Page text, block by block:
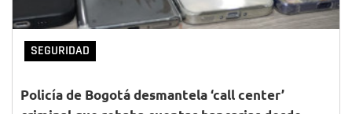
SEGURIDAD
Policía de Bogotá desmantela ‘call center’